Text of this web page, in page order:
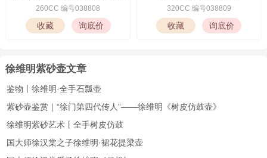
260CC 编号038808 320CC 编号038809
徐维明紫砂壶文章
鉴物丨徐维明·全手石瓢壶
紫砂壶鉴赏｜“徐门第四代传人”——徐维明《树皮仿鼓壶》
徐维明紫砂艺术丨全手树皮仿鼓
国大师徐汉棠之子徐维明·裙花提梁壶